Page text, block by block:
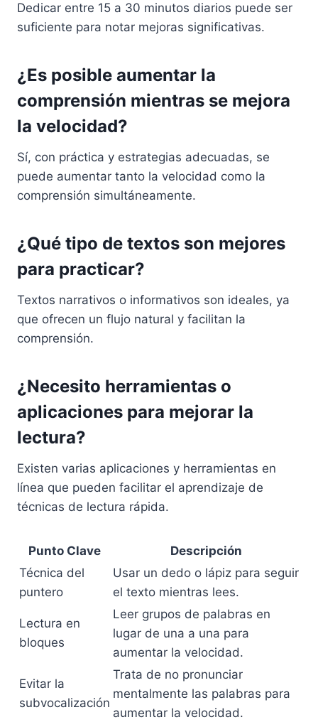
Dedicar entre 15 a 30 minutos diarios puede ser
suficiente para notar mejoras significativas.
¿Es posible aumentar la
comprensión mientras se mejora
la velocidad?
Sí, con práctica y estrategias adecuadas, se
puede aumentar tanto la velocidad como la
comprensión simultáneamente.
¿Qué tipo de textos son mejores
para practicar?
Textos narrativos o informativos son ideales, ya
que ofrecen un flujo natural y facilitan la
comprensión.
¿Necesito herramientas o
aplicaciones para mejorar la
lectura?
Existen varias aplicaciones y herramientas en
línea que pueden facilitar el aprendizaje de
técnicas de lectura rápida.
Punto Clave
Descripción
Técnica del
puntero
Usar un dedo o lápiz para seguir
el texto mientras lees.
Lectura en
bloques
Leer grupos de palabras en
lugar de una a una para
aumentar la velocidad.
Evitar la
subvocalización
Trata de no pronunciar
mentalmente las palabras para
aumentar la velocidad.